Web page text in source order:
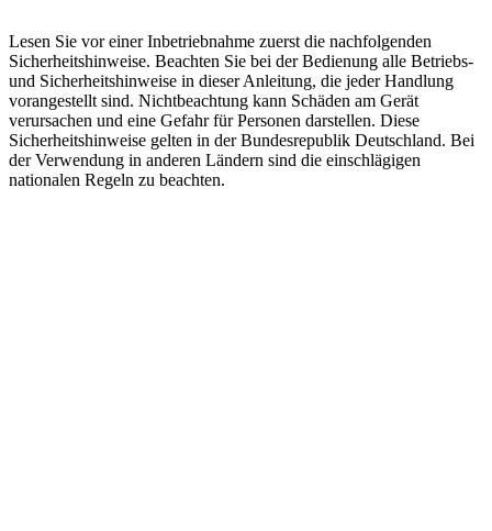
Lesen Sie vor einer Inbetriebnahme zuerst die nachfolgenden
Sicherheitshinweise. Beachten Sie bei der Bedienung alle Betriebs-
und Sicherheitshinweise in dieser Anleitung, die jeder Handlung
vorangestellt sind. Nichtbeachtung kann Schäden am Gerät
verursachen und eine Gefahr für Personen darstellen. Diese
Sicherheitshinweise gelten in der Bundesrepublik Deutschland. Bei
der Verwendung in anderen Ländern sind die einschlägigen
nationalen Regeln zu beachten.